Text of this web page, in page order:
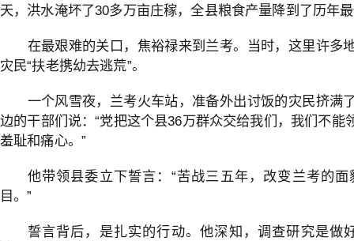
天，洪水淹坏了30多万亩庄稼，全县粮食产量降到了历年
在最艰难的关口，焦裕禄来到兰考。当时，这里许多
灾民“扶老携幼去逃荒”。
一个风雪夜，兰考火车站，准备外出讨饭的灾民挤满
边的干部们说：“党把这个县36万群众交给我们，我们不能
羞耻和痛心。”
他带领县委立下誓言：“苦战三五年，改变兰考的
目。”
誓言背后，是扎实的行动。他深知，调查研究是做